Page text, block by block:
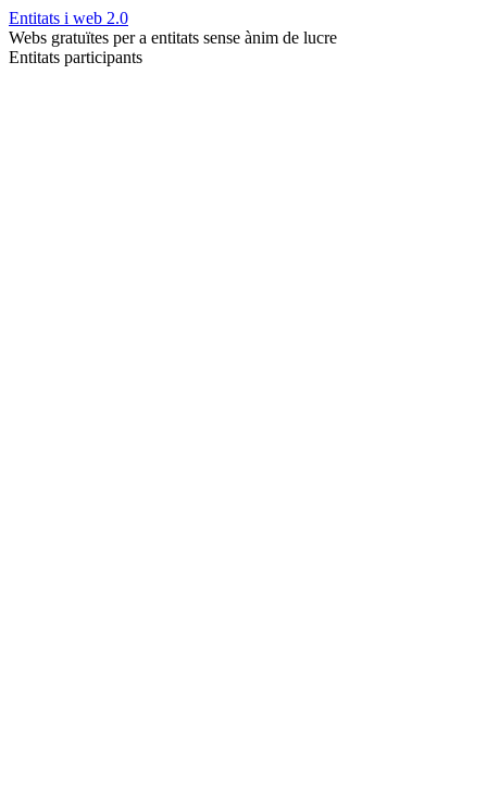
Entitats i web 2.0
Webs gratuïtes per a entitats sense ànim de lucre
Entitats participants